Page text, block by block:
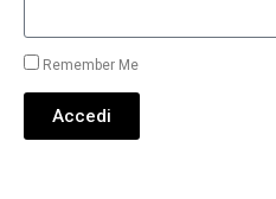
Remember Me
Accedi